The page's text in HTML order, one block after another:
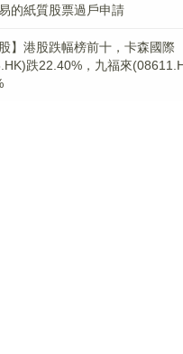
的紙質股票過戶申請
股】港股跌幅榜前十，卡森國際
跌22.40%，九福來